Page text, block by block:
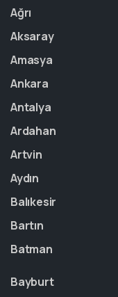
Ağrı
Aksaray
Amasya
Ankara
Antalya
Ardahan
Artvin
Aydın
Balıkesir
Bartın
Batman
Bayburt